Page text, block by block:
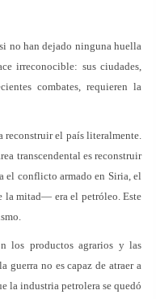
no han dejado ninguna huella
irreconocible: sus ciudades,
combates, requieren la
reconstruir el país literalmente.
transcendental es reconstruir
el conflicto armado en Siria, el
mitad— era el petróleo. Este
los productos agrarios y las
guerra no es capaz de atraer a
la industria petrolera se quedó